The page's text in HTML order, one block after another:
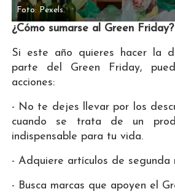
Foto: Pexels.
¿Cómo sumarse al Green Friday?
Si este año quieres hacer la
parte del Green Friday,
acciones:
- No te dejes llevar por los
cuando se trata de un
indispensable para tu vida.
- Adquiere artículos de segunda
- Busca marcas que apoyen el